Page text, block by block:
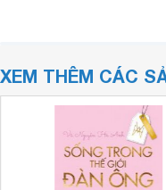
XEM THÊM CÁC